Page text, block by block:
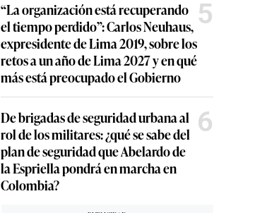
“La organización está recuperando
el tiempo perdido”: Carlos Neuhaus,
expresidente de Lima 2019, sobre los
retos a un año de Lima 2027 y en qué
más está preocupado el Gobierno
5
De brigadas de seguridad urbana al
rol de los militares: ¿qué se sabe del
plan de seguridad que Abelardo de
la Espriella pondrá en marcha en
Colombia?
6